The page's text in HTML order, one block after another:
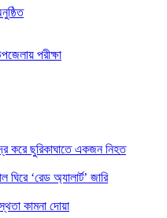
পরীক্ষা
করে ছুরিকাঘাতে একজন নিহত
ঘিরে ‘রেড অ্যালার্ট’ জারি
কামনা দোয়া